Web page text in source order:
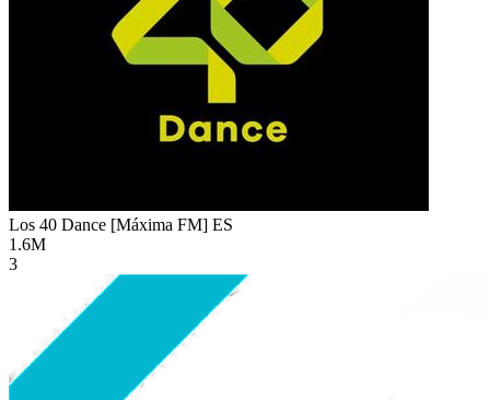
Los 40 Dance [Máxima FM] ES
1.6M
3